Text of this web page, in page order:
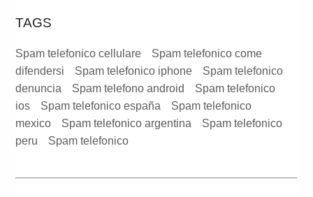
TAGS
Spam telefonico cellulare
Spam telefonico come
difendersi
Spam telefonico iphone
Spam telefonico
denuncia
Spam telefono android
Spam telefonico
ios
Spam telefonico españa
Spam telefonico
mexico
Spam telefonico argentina
Spam telefonico
peru
Spam telefonico